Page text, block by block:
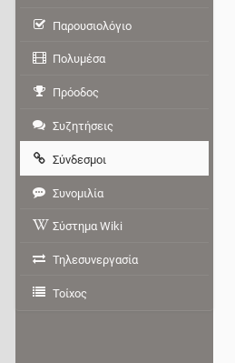
Παρουσιολόγιο
Πολυμέσα
Πρόοδος
Συζητήσεις
Σύνδεσμοι
Συνομιλία
Σύστημα Wiki
Τηλεσυνεργασία
Τοίχος